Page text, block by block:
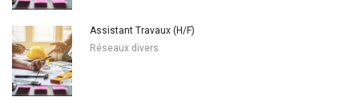
Assistant Travaux (H/F)
Réseaux divers